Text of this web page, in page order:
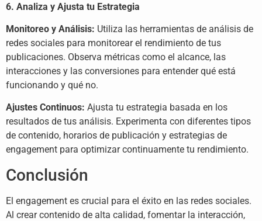
6. Analiza y Ajusta tu Estrategia
Monitoreo y Análisis: Utiliza las herramientas de análisis de
redes sociales para monitorear el rendimiento de tus
publicaciones. Observa métricas como el alcance, las
interacciones y las conversiones para entender qué está
funcionando y qué no.
Ajustes Continuos: Ajusta tu estrategia basada en los
resultados de tus análisis. Experimenta con diferentes tipos
de contenido, horarios de publicación y estrategias de
engagement para optimizar continuamente tu rendimiento.
Conclusión
El engagement es crucial para el éxito en las redes sociales.
Al crear contenido de alta calidad, fomentar la interacción,